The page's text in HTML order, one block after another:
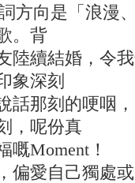
方向是「浪漫
。背
陸續結婚，令
象深刻
話那刻的哽咽
，呢份真
Moment！
偏愛自己獨處